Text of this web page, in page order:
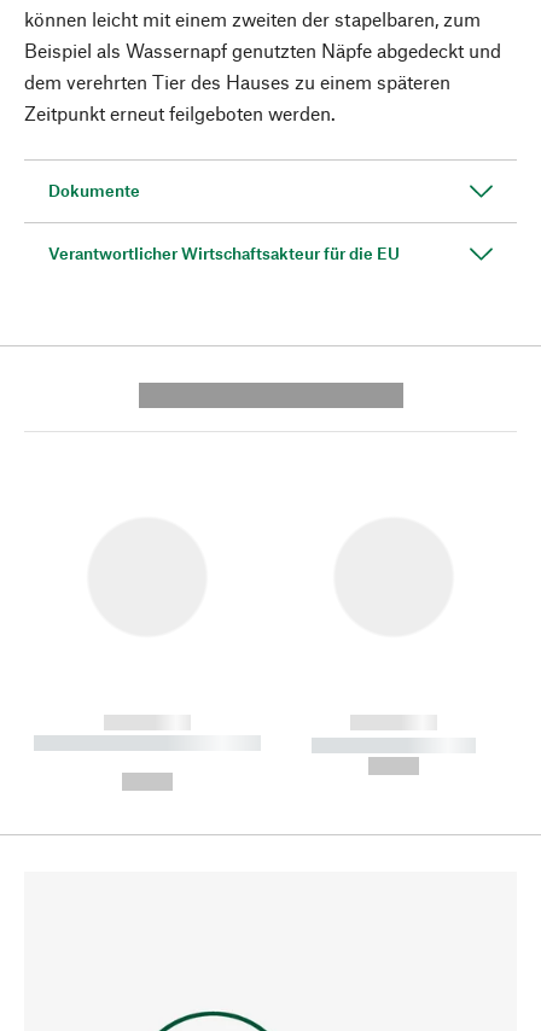
können leicht mit einem zweiten der stapelbaren, zum
Beispiel als Wassernapf genutzten Näpfe abgedeckt und
dem verehrten Tier des Hauses zu einem späteren
Zeitpunkt erneut feilgeboten werden.
Dokumente
Verantwortlicher Wirtschaftsakteur für die EU
------------
----------- ----------- --------
------------
----------- -----------